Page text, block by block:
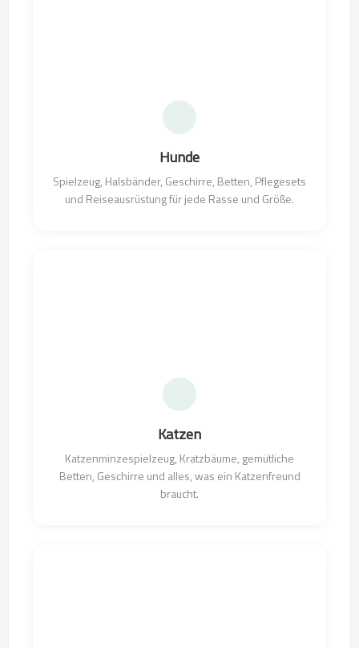
Hunde
Spielzeug, Halsbänder, Geschirre, Betten, Pflegesets
und Reiseausrüstung für jede Rasse und Größe.
Katzen
Katzenminzespielzeug, Kratzbäume, gemütliche
Betten, Geschirre und alles, was ein Katzenfreund
braucht.